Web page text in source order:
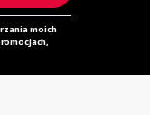
moich